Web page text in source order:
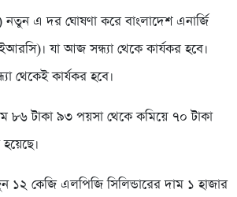
এ দর ঘোষণা করে বাংলাদেশ এনার্জি
যা আজ সন্ধ্যা থেকে কার্যকর হবে।
থেকেই কার্যকর হবে।
৮৬ টাকা ৯৩ পয়সা থেকে কমিয়ে ৭০ টাকা
কেজি এলপিজি সিলিন্ডারের দাম ১ হাজার